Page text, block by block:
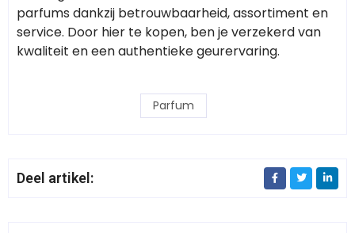
parfums dankzij betrouwbaarheid, assortiment en
service. Door hier te kopen, ben je verzekerd van
kwaliteit en een authentieke geurervaring.
Parfum
Deel artikel: